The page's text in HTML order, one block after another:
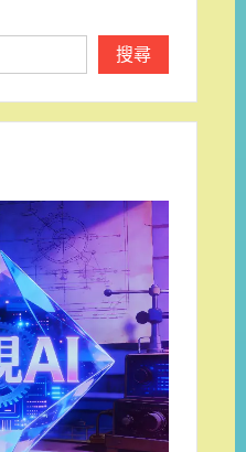
搜尋